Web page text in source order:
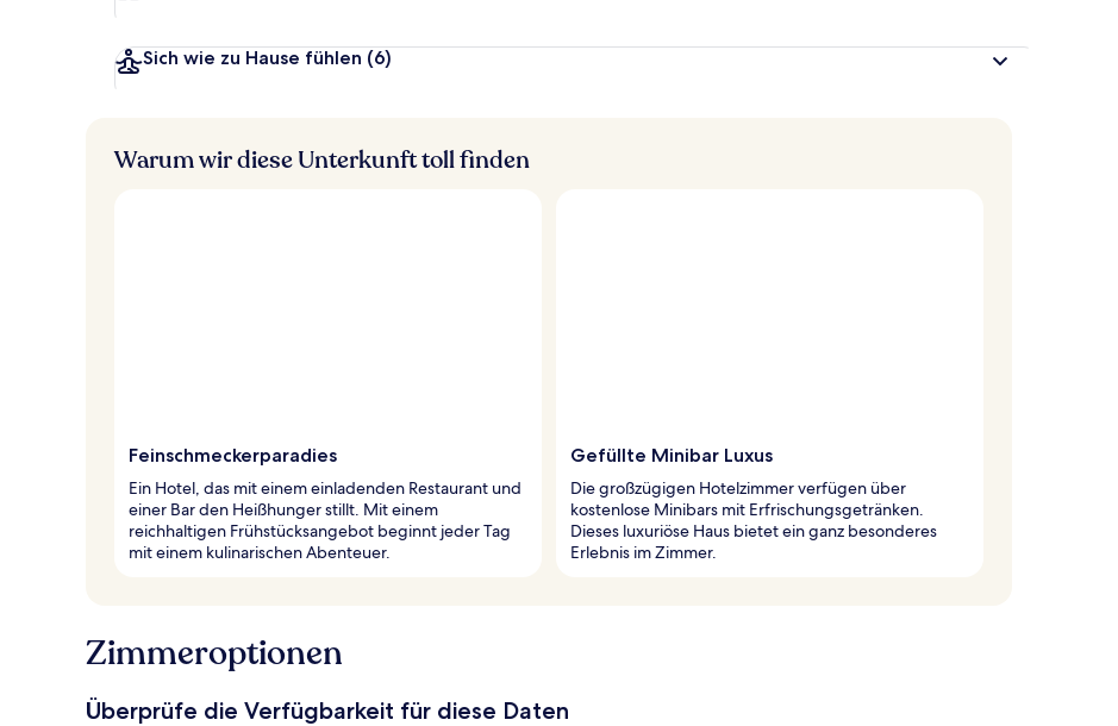
Sich wie zu Hause fühlen (6)
Warum wir diese Unterkunft toll finden
Feinschmeckerparadies
Ein Hotel, das mit einem einladenden Restaurant und
einer Bar den Heißhunger stillt. Mit einem
reichhaltigen Frühstücksangebot beginnt jeder Tag
mit einem kulinarischen Abenteuer.
Gefüllte Minibar Luxus
Die großzügigen Hotelzimmer verfügen über
kostenlose Minibars mit Erfrischungsgetränken.
Dieses luxuriöse Haus bietet ein ganz besonderes
Erlebnis im Zimmer.
Zimmeroptionen
Überprüfe die Verfügbarkeit für diese Daten